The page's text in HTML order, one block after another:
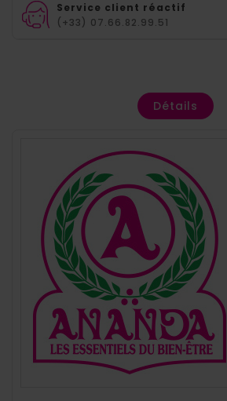
Service client réactif
(+33) 07.66.82.99.51
Détails